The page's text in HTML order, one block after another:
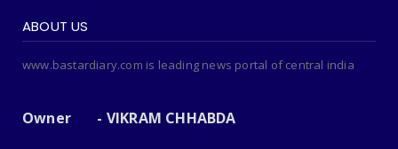
ABOUT US
www.bastardiary.com is leading news portal of central india
Owner - VIKRAM CHHABDA